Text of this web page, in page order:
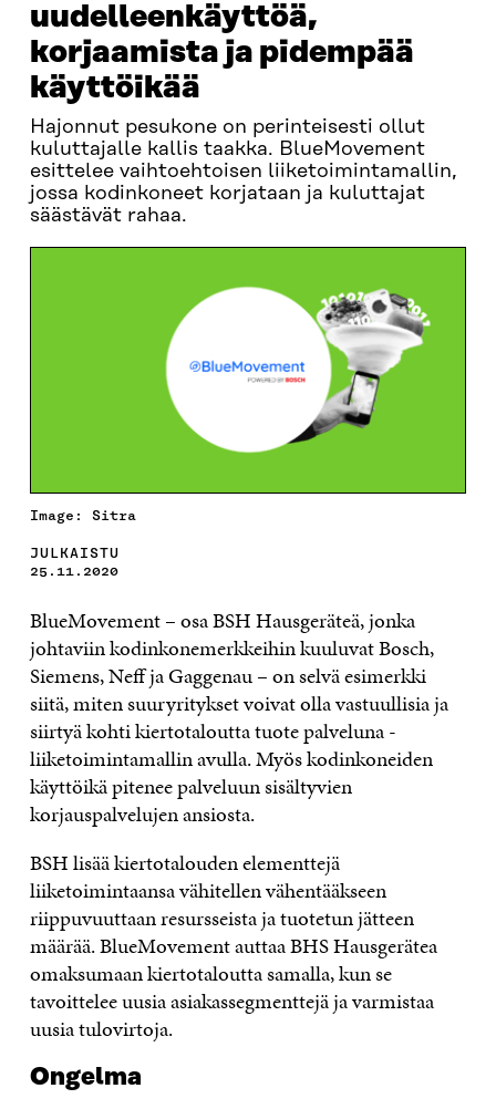
uudelleenkäyttöä,
korjaamista ja pidempää
käyttöikää
Hajonnut pesukone on perinteisesti ollut
kuluttajalle kallis taakka. BlueMovement
esittelee vaihtoehtoisen liiketoimintamallin,
jossa kodinkoneet korjataan ja kuluttajat
säästävät rahaa.
Image: Sitra
JULKAISTU
25.11.2020
BlueMovement – osa BSH Hausgeräteä, jonka
johtaviin kodinkonemerkkeihin kuuluvat Bosch,
Siemens, Neff ja Gaggenau – on selvä esimerkki
siitä, miten suuryritykset voivat olla vastuullisia ja
siirtyä kohti kiertotaloutta tuote palveluna -
liiketoimintamallin avulla. Myös kodinkoneiden
käyttöikä pitenee palveluun sisältyvien
korjauspalvelujen ansiosta.
BSH lisää kiertotalouden elementtejä
liiketoimintaansa vähitellen vähentääkseen
riippuvuuttaan resursseista ja tuotetun jätteen
määrää. BlueMovement auttaa BHS Hausgerätea
omaksumaan kiertotaloutta samalla, kun se
tavoittelee uusia asiakassegmenttejä ja varmistaa
uusia tulovirtoja.
Ongelma